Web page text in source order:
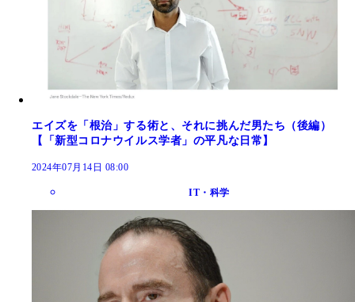
エイズを「根治」する術と、それに挑んだ男たち（後編）
【「新型コロナウイルス学者」の平凡な日常】
2024年07月14日 08:00
IT・科学